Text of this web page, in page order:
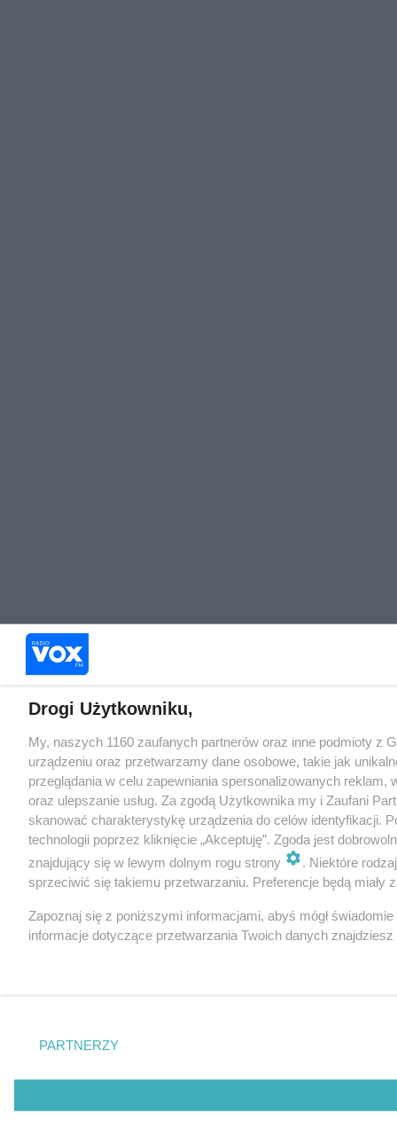
Drogi Użytkowniku,
My, naszych 1160 zaufanych partnerów oraz inne podmioty z
urządzeniu oraz przetwarzamy dane osobowe, takie jak
przeglądania w celu zapewniania spersonalizowanych
oraz ulepszanie usług. Za zgodą Użytkownika my i Zaufani
skanować charakterystykę urządzenia do celów identyfikacji.
technologii poprzez kliknięcie „Akceptuję”. Zgoda jest
znajdujący się w lewym dolnym rogu strony
. Niektóre
sprzeciwić się takiemu przetwarzaniu. Preferencje będą miały
Zapoznaj się z poniższymi informacjami, abyś mógł
informacje dotyczące przetwarzania Twoich danych
PARTNERZY